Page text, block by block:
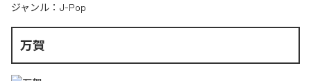
ジャンル： J-Pop
万賀